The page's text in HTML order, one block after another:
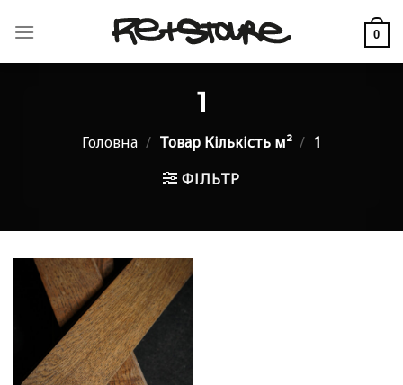
0
1
Головна / Товар Кількість м² / 1
ФІЛЬТР